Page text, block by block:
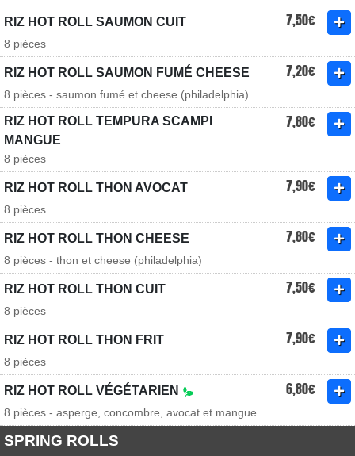
RIZ HOT ROLL SAUMON CUIT 7,50€
8 pièces
RIZ HOT ROLL SAUMON FUMÉ CHEESE 7,20€
8 pièces - saumon fumé et cheese (philadelphia)
RIZ HOT ROLL TEMPURA SCAMPI
MANGUE
7,80€
8 pièces
RIZ HOT ROLL THON AVOCAT 7,90€
8 pièces
RIZ HOT ROLL THON CHEESE 7,80€
8 pièces - thon et cheese (philadelphia)
RIZ HOT ROLL THON CUIT 7,50€
8 pièces
RIZ HOT ROLL THON FRIT 7,90€
8 pièces
RIZ HOT ROLL VÉGÉTARIEN 6,80€
8 pièces - asperge, concombre, avocat et mangue
SPRING ROLLS